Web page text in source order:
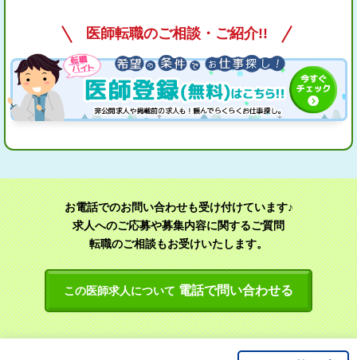
医師転職のご相談・ご紹介!!
お電話でのお問い合わせも受け付けています♪
求人へのご応募や募集内容に関するご質問
転職のご相談もお受けいたします。
この医師求人について 電話で問い合わせる